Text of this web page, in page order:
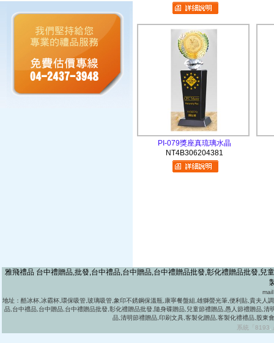
PI-079獎座真琉璃水晶
NT4B306204381
雅飛禮品 台中禮贈品,批發,台中禮品,台中贈品,台中禮贈品批發,彰化禮贈品批發,
地址：酷冰杯,冰霸杯,環保吸管,玻璃吸管,象印不銹鋼保溫瓶,康寧餐盤組,雄獅螢光筆,便利貼,貴夫
品,台中禮品,台中贈品,台中禮贈品批發,彰化禮贈品批發,隨身碟贈品,兒童節禮贈品,愚人節禮贈品,
品,清明節禮贈品,印刷文具,客製化贈品,客製化禮禮品,股東
系統「8193